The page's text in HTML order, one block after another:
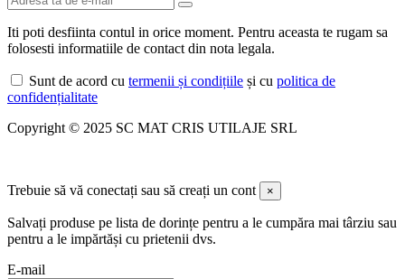
Iti poti desfiinta contul in orice moment. Pentru aceasta te rugam sa
folosesti informatiile de contact din nota legala.
Sunt de acord cu termenii și condițiile și cu politica de
confidențialitate
Copyright © 2025 SC MAT CRIS UTILAJE SRL
Trebuie să vă conectați sau să creați un cont ×
Salvați produse pe lista de dorințe pentru a le cumpăra mai târziu sau
pentru a le impărtăși cu prietenii dvs.
E-mail